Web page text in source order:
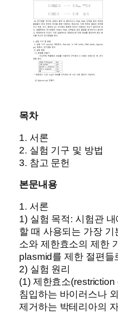
목차
1. 서론
2. 실험 기구 및 방법
3. 참고 문헌
본문내용
1. 서론
1) 실험 목적: 시험관
할 때 사용되는 가장
소와 제한효소의 제한
plasmid를 제한 절편들
2) 실험 원리
(1) 제한효소
침입하는 바이러스나
제거하는 박테리아의